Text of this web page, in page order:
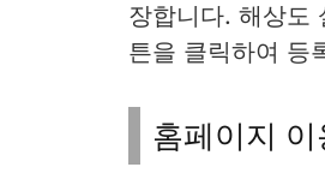
장합니다. 해상도
튼을 클릭하여 등
홈페이지